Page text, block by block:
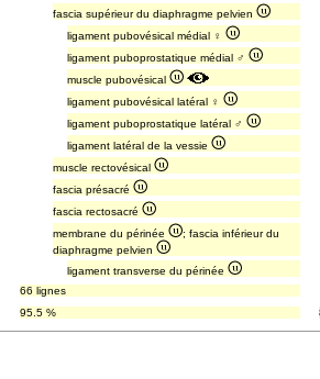
fascia supérieur du diaphragme pelvien
ligament pubovésical médial ♀
ligament puboprostatique médial ♂
muscle pubovésical
ligament pubovésical latéral ♀
ligament puboprostatique latéral ♂
ligament latéral de la vessie
muscle rectovésical
fascia présacré
fascia rectosacré
membrane du périnée
; fascia inférieur du
diaphragme pelvien
ligament transverse du périnée
66 lignes
95.5 %